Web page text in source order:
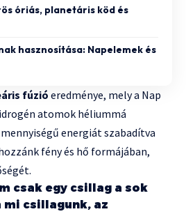
óriás, planetáris köd és
hasznosítása: Napelemek és
fúzió eredménye, mely a Nap
atomok héliummá
energiát szabadítva
fény és hő formájában,
csak egy csillag a sok
mi csillagunk, az